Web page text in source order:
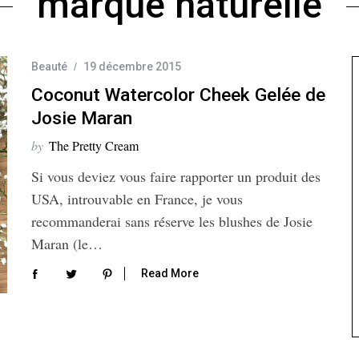
Beauté 19 décembre 2015
Coconut Watercolor Cheek Gelée de
Josie Maran
by The Pretty Cream
Si vous deviez vous faire rapporter un produit des
USA, introuvable en France, je vous
recommanderai sans réserve les blushes de Josie
Maran (le…
Read More